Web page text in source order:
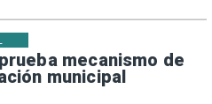
mecanismo de
municipal